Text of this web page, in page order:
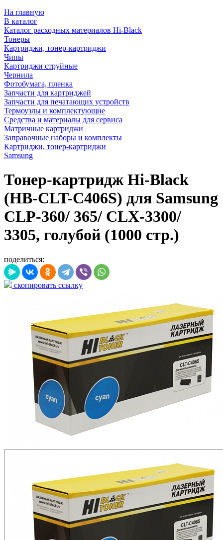
На главную
В каталог
Каталог расходных материалов Hi-Black
Тонеры
Картриджи, тонер-картриджи
Чипы
Картриджи струйные
Чернила
Фотобумага, пленка
Запчасти для картриджей
Запчасти для печатающих устройств
Термоузлы и комплектующие
Средства и материалы для сервиса
Матричные картриджи
Заправочные наборы и комплекты
Картриджи, тонер-картриджи
Samsung
Тонер-картридж Hi-Black
(HB-CLT-C406S) для Samsung
CLP-360/ 365/ CLX-3300/
3305, голубой (1000 стр.)
поделиться:
скопировать ссылку